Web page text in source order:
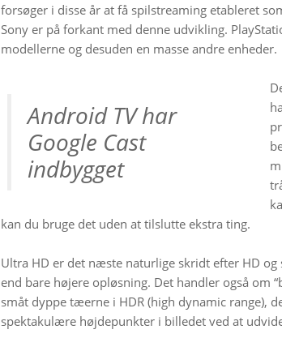
forsøger i disse år at få spilstreaming etableret
Sony er på forkant med denne udvikling.
modellerne og desuden en masse andre enheder.
Android TV har
Google Cast
indbygget
kan du bruge det uden at tilslutte ekstra ting.
Ultra HD er det næste naturlige skridt efter HD
end bare højere opløsning. Det handler også om
småt dyppe tæerne i HDR (high dynamic range),
spektakulære højdepunkter i billedet ved at